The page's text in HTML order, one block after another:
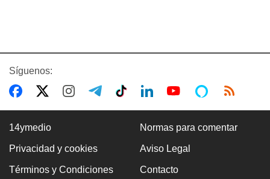
BANCARIZACIÓN
Síguenos:
14ymedio Normas para comentar
Privacidad y cookies Aviso Legal
Términos y Condiciones Contacto